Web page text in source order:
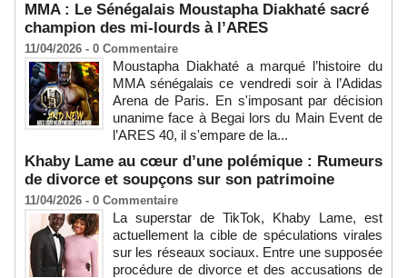
MMA : Le Sénégalais Moustapha Diakhaté sacré
champion des mi-lourds à l’ARES
11/04/2026 - 0 Commentaire
Moustapha Diakhaté a marqué l’histoire du
MMA sénégalais ce vendredi soir à l’Adidas
Arena de Paris. En s'imposant par décision
unanime face à Begai lors du Main Event de
l’ARES 40, il s'empare de la...
Khaby Lame au cœur d’une polémique : Rumeurs
de divorce et soupçons sur son patrimoine
11/04/2026 - 0 Commentaire
La superstar de TikTok, Khaby Lame, est
actuellement la cible de spéculations virales
sur les réseaux sociaux. Entre une supposée
procédure de divorce et des accusations de